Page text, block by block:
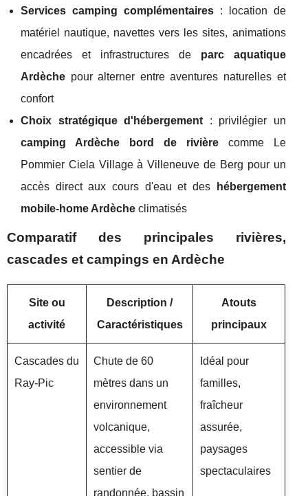
Services camping complémentaires: location de
matériel nautique, navettes vers les sites, animations
encadrées et infrastructures de parc aquatique
Ardèche pour alterner entre aventures naturelles et
confort
Choix stratégique d'hébergement : privilégier un
camping Ardèche bord de rivièrecomme Le
Pommier Ciela Village à Villeneuve de Berg pour un
accès direct aux cours d'eau et des
hébergement
mobile-home Ardèche climatisés
Comparatif des principales rivières,
cascades et campings en Ardèche
Site ou
activité
Description /
Caractéristiques
Atouts
principaux
Cascades du
Ray-Pic
Chute de 60
mètres dans un
environnement
volcanique,
accessible via
sentier de
randonnée, bassin
Idéal pour
familles,
fraîcheur
assurée,
paysages
spectaculaires